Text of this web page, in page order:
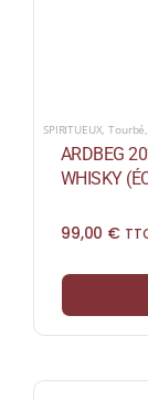
SPIRITUEUX,Tourbé,
ARDBEG
WHISKY
99,00 €